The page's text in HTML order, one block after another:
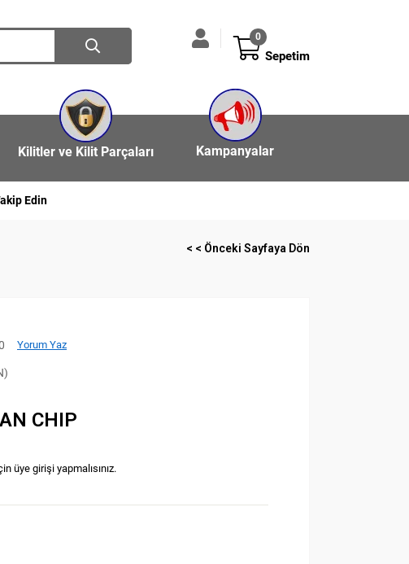
Sepetim
0
Kilitler ve Kilit Parçaları Kampanyalar
Edin
< < Önceki Sayfaya Dön
Yorum Yaz
CHIP
üye girişi yapmalısınız.